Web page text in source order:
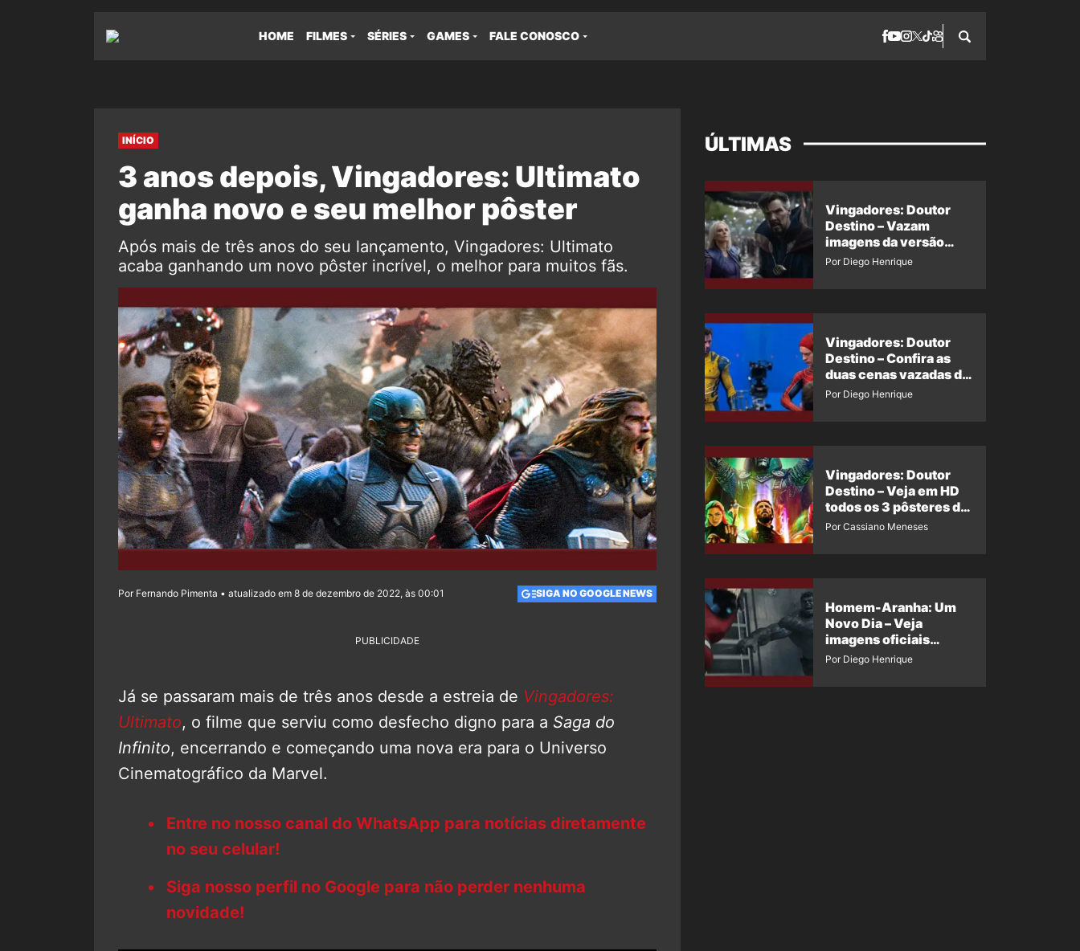
HOME FILMES SÉRIES GAMES FALE CONOSCO
INÍCIO
3 anos depois, Vingadores: Ultimato
ganha novo e seu melhor pôster
Após mais de três anos do seu lançamento, Vingadores: Ultimato
acaba ganhando um novo pôster incrível, o melhor para muitos fãs.
Por Fernando Pimenta • atualizado em 8 de dezembro de 2022, às 00:01 SIGA NO GOOGLE NEWS
PUBLICIDADE
Já se passaram mais de três anos desde a estreia de Vingadores:
Ultimato, o filme que serviu como desfecho digno para a Saga do
Infinito, encerrando e começando uma nova era para o Universo
Cinematográfico da Marvel.
Entre no nosso canal do WhatsApp para notícias diretamente
no seu celular!
Siga nosso perfil no Google para não perder nenhuma
novidade!
ÚLTIMAS
Vingadores: Doutor
Destino – Vazam
imagens da versão
maligna do Doutor
Por Diego Henrique
Vingadores: Doutor
Destino – Confira as
duas cenas vazadas do
Wolverine e o Homem-
Por Diego Henrique
Vingadores: Doutor
Destino – Veja em HD
todos os 3 pôsteres de
‘Doomsday’ + 1 imagem
Por Cassiano Meneses
Homem-Aranha: Um
Novo Dia – Veja
imagens oficiais
descartadas do Hulk
Por Diego Henrique